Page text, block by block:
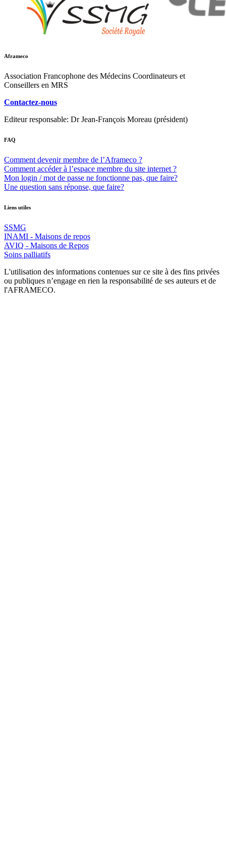
Aframeco
Association Francophone des Médecins Coordinateurs et
Conseillers en MRS
Contactez-nous
Editeur responsable: Dr Jean-François Moreau (président)
FAQ
Comment devenir membre de l’Aframeco ?
Comment accéder à l’espace membre du site internet ?
Mon login / mot de passe ne fonctionne pas, que faire?
Une question sans réponse, que faire?
Liens utiles
SSMG
INAMI - Maisons de repos
AVIQ - Maisons de Repos
Soins palliatifs
L'utilisation des informations contenues sur ce site à des fins privées
ou publiques n’engage en rien la responsabilité de ses auteurs et de
l'AFRAMECO.